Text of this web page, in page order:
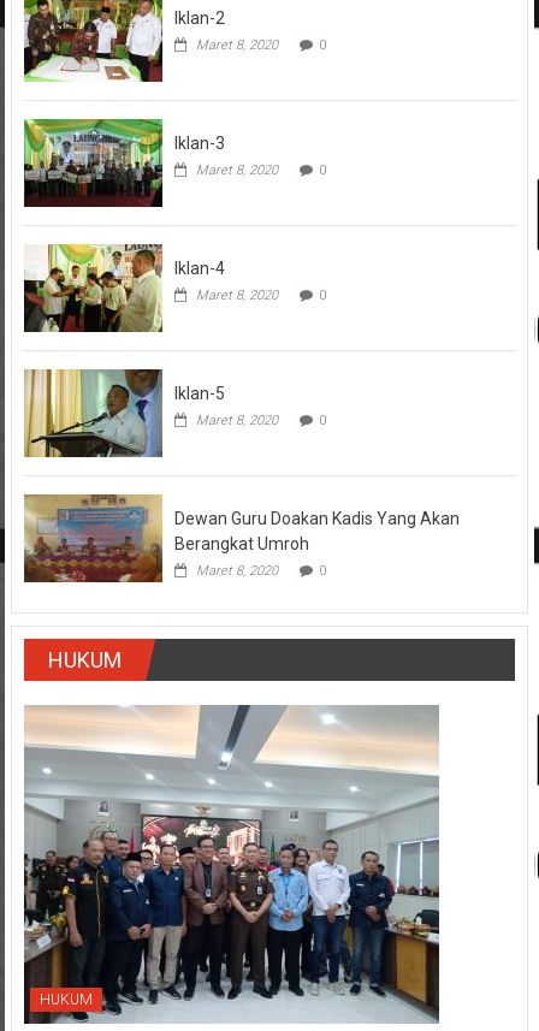
Iklan-2
Maret 8, 2020 0
Iklan-3
Maret 8, 2020 0
Iklan-4
Maret 8, 2020 0
Iklan-5
Maret 8, 2020 0
Dewan Guru Doakan Kadis Yang Akan
Berangkat Umroh
Maret 8, 2020 0
HUKUM
HUKUM